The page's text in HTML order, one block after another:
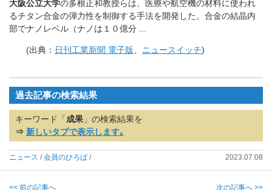
大阪公立大学の多根正和教授らは、
医療や航空機の材料に使われ
るチタン合金の弾力性を制御する手法を開発した。合金の結晶内
部でナノレベル（ナノは１０億分 ..
(出典： 日刊工業新聞 電子版 ニュースイッチ)
過去記事の検索結果
キーワード「 成果 」の検索結果を
⇒ 新しいタブで表示します｡
ニュース /会員のひろば / 2023.07.08
<< 前の記事へ 次の記事へ >>